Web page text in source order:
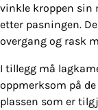
vinkle kroppen sin
etter pasningen.
overgang og rask
I tillegg må
oppmerksom på
plassen som er